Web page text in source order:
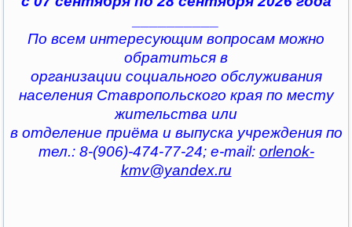
По всем интересующим вопросам можно
обратиться в
организации социального обслуживания
населения Ставропольского края по месту
жительства или
в отделение приёма и выпуска учреждения по
тел.: 8-(906)-474-77-24; e-mail: orlenok-
kmv@yandex.ru